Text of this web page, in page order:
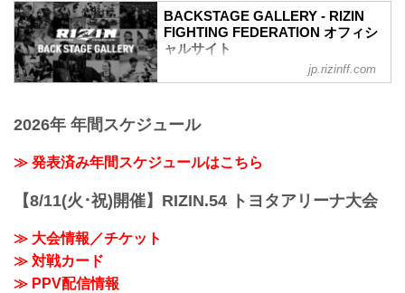
闘いの裏側で選手が見せる真実の素顔を
収めた「BACKSTAGE GALLERY」。
3月6日（日）に行われた+WEED
presents RIZIN LANDMARK vol.2のバッ
クステージフォトが、本日3月15日（火）
是非オフィシャルアカウントをフォロー
しよう！
公式Twitterアカウントでは、RIZINニュ...
BACKSTAGE GALLERY - RIZIN
FIGHTING FEDERATION オフィシ
ャルサイト
BACKSTAGE GALLERY の記事一覧 - 格
イジン ファイティング フェデレーショ
いきます。
jp.rizinff.com
2026年 年間スケジュール
≫ 発表済み年間スケジュールはこちら
【8/11(火･祝)開催】RIZIN.54 トヨタアリーナ大会
≫ 大会情報／チケット
≫ 対戦カード
≫ PPV配信情報